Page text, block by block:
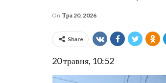
On Тра 20, 2026
Share
20 травня, 10:52